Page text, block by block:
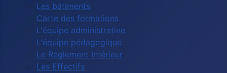
Les bâtiments
Carte des formations
L'équipe administrative
L'équipe pédagogique
Le Règlement Intérieur
Les Effectifs